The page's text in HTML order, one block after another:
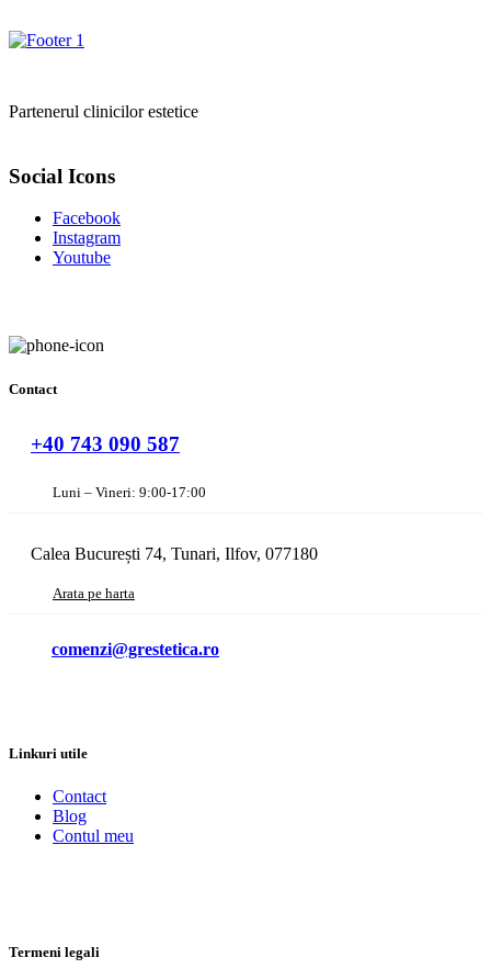
Partenerul clinicilor estetice
Social Icons
Facebook
Instagram
Youtube
Contact
+40 743 090 587
Luni – Vineri: 9:00-17:00
Calea București 74, Tunari, Ilfov, 077180
Arata pe harta
comenzi@grestetica.ro
Linkuri utile
Contact
Blog
Contul meu
Termeni legali